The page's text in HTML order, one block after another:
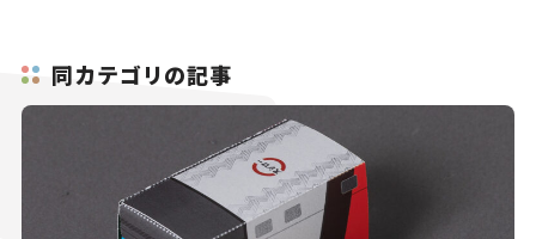
同カテゴリの記事